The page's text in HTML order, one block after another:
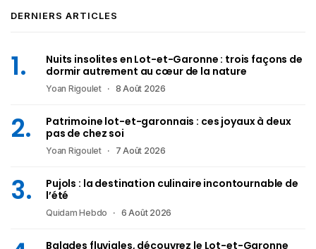
DERNIERS ARTICLES
Nuits insolites en Lot-et-Garonne : trois façons de
dormir autrement au cœur de la nature
Yoan Rigoulet 8 Août 2026
Patrimoine lot-et-garonnais : ces joyaux à deux
pas de chez soi
Yoan Rigoulet 7 Août 2026
Pujols : la destination culinaire incontournable de
l’été
Quidam Hebdo 6 Août 2026
Balades fluviales, découvrez le Lot-et-Garonne